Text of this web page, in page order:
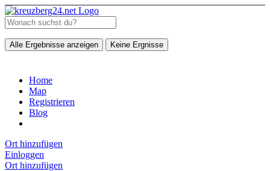
Alle Ergebnisse anzeigen Keine Ergnisse
Home
Map
Registrieren
Blog
Ort hinzufügen
Einloggen
Ort hinzufügen